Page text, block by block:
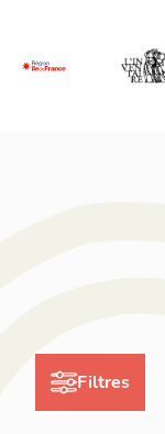
Filtres